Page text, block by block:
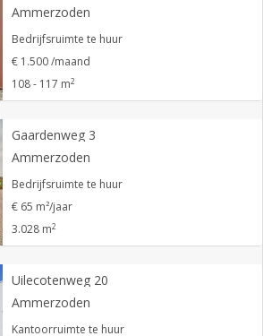
Ammerzoden
Bedrijfsruimte te huur
€ 1.500 /maand
108 - 117 m2
Gaardenweg 3
Ammerzoden
Bedrijfsruimte te huur
€ 65 m²/jaar
3.028 m2
Uilecotenweg 20
Ammerzoden
Kantoorruimte te huur